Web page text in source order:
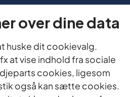
DATA
over dine data
huske dit cookievalg.
at vise indhold fra sociale
cookies, ligesom
også kan sætte cookies.